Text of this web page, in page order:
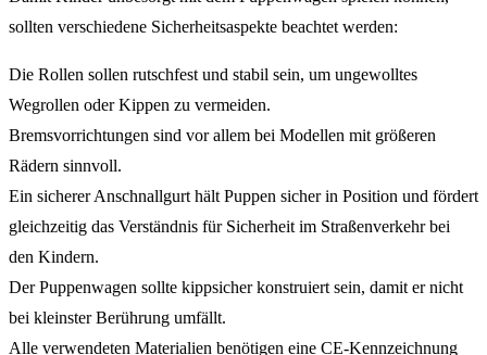
sollten verschiedene Sicherheitsaspekte beachtet werden:
Die Rollen sollen rutschfest und stabil sein, um ungewolltes
Wegrollen oder Kippen zu vermeiden.
Bremsvorrichtungen sind vor allem bei Modellen mit größeren
Rädern sinnvoll.
Ein sicherer Anschnallgurt hält Puppen sicher in Position und fördert
gleichzeitig das Verständnis für Sicherheit im Straßenverkehr bei
den Kindern.
Der Puppenwagen sollte kippsicher konstruiert sein, damit er nicht
bei kleinster Berührung umfällt.
Alle verwendeten Materialien benötigen eine CE-Kennzeichnung